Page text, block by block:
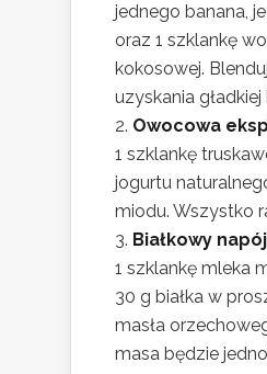
jednego banana,
oraz 1 szklankę
kokosowej.
uzyskania
Owocowa
1 szklankę
jogurtu
miodu. Wszystko
Białkowy napój
1 szklankę mleka
30 g białka w
masła
masa będzie